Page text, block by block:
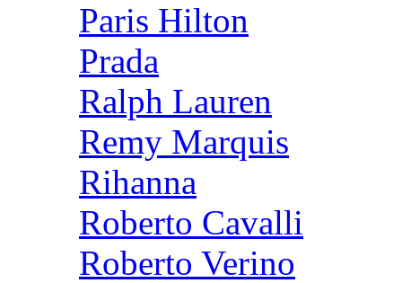
Paris Hilton
Prada
Ralph Lauren
Remy Marquis
Rihanna
Roberto Cavalli
Roberto Verino